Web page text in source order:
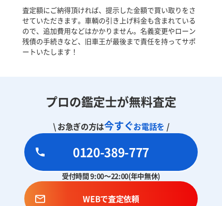
査定額にご納得頂ければ、提示した金額で買い取りをさ
せていただきます。車輌の引き上げ料金も含まれている
ので、追加費用などはかかりません。名義変更やローン
残債の手続きなど、旧車王が最後まで責任を持ってサポ
ートいたします！
プロの鑑定士が無料査定
\ お急ぎの方は今すぐお電話を /
0120-389-777
受付時間 9:00～22:00(年中無休)
WEBで査定依頼